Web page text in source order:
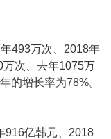
493万次、2018年
次、去年1075万
的增长率为78%。
亿韩元、2018